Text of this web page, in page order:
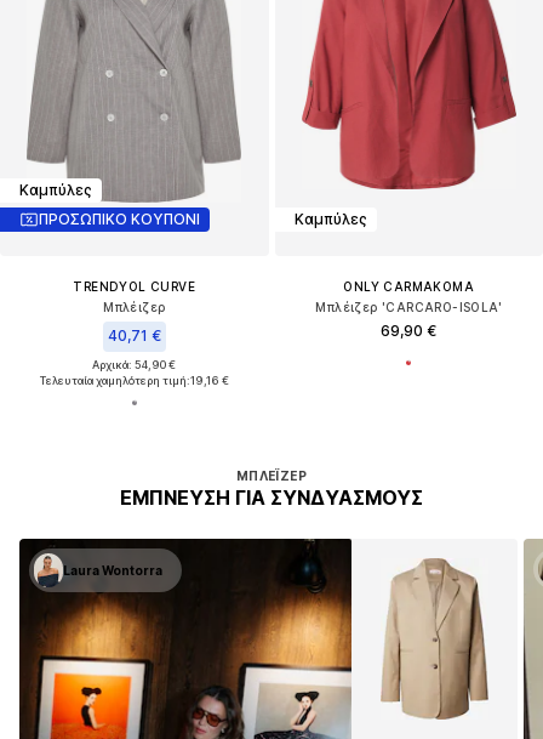
Καμπύλες
ΠΡΟΣΩΠΙΚΟ ΚΟΥΠΟΝΙ
TRENDYOL CURVE
Μπλέιζερ
40,71 €
Αρχικά: 54,90 €
Τελευταία χαμηλότερη τιμή:19,16 €
Καμπύλες
ONLY CARMAKOMA
Μπλέιζερ 'CARCARO-ISOLA'
69,90 €
ΜΠΛΈΙΖΕΡ
ΈΜΠΝΕΥΣΗ ΓΙΑ ΣΥΝΔΥΑΣΜΟΎΣ
Laura Wontorra